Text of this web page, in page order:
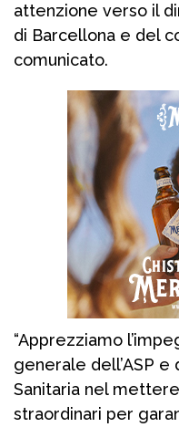
attenzione verso il
di Barcellona e del
comunicato.
“Apprezziamo
generale dell’ASP e
Sanitaria nel
straordinari per